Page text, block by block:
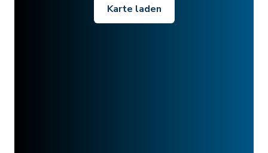
Karte laden